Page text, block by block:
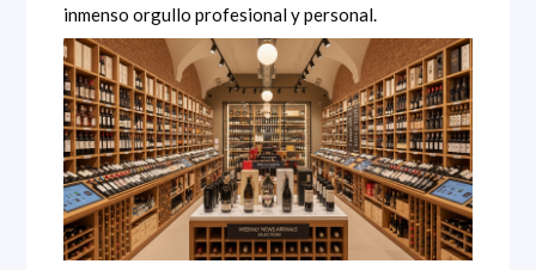
inmenso orgullo profesional y personal.